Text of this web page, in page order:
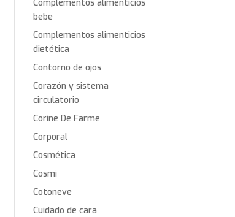
Complementos alimenticios
bebe
Complementos alimenticios
dietética
Contorno de ojos
Corazón y sistema
circulatorio
Corine De Farme
Corporal
Cosmética
Cosmi
Cotoneve
Cuidado de cara